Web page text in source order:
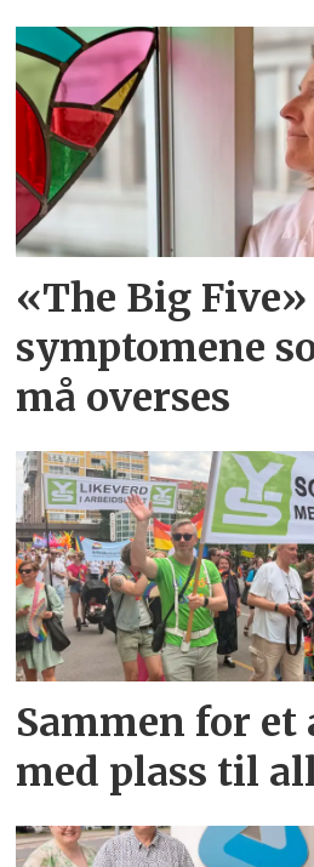
«The Big
symptomene
må overses
Sammen for
med plass til